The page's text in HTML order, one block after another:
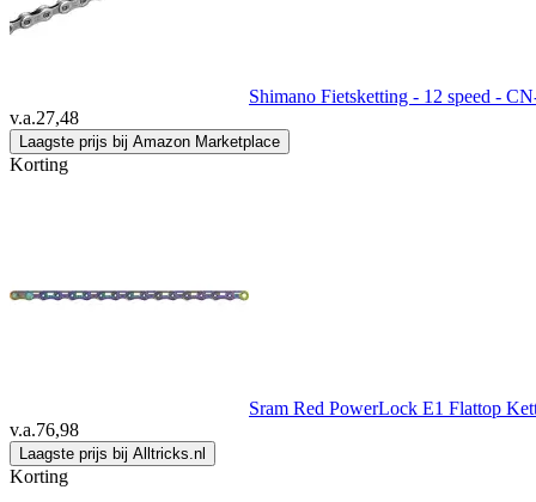
Shimano Fietsketting - 12 speed -
v.a.27,48
Laagste prijs bij Amazon Marketplace
Korting
Sram Red PowerLock E1 Flattop
v.a.76,98
Laagste prijs bij Alltricks.nl
Korting